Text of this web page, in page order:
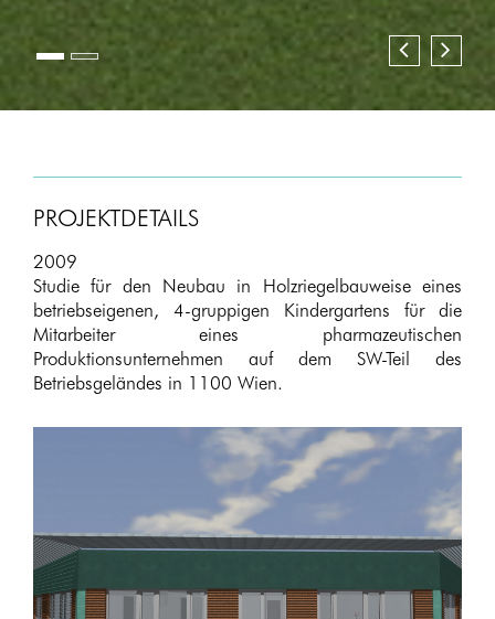
Zurück
Zurück
PROJEKTDETAILS
2009
Studie für den Neubau in Holzriegelbauweise eines
betriebseigenen, 4-gruppigen Kindergartens für die
Mitarbeiter eines pharmazeutischen
Produktionsunternehmen auf dem SW-Teil des
Betriebsgeländes in 1100 Wien.